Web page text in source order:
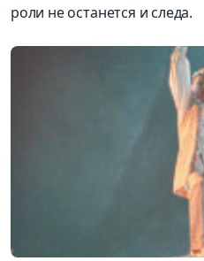
роли не останется и следа.